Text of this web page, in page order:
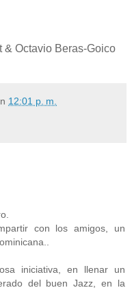
& Octavio Beras-Goico
12:01 p. m.
con los amigos, un
iniciativa, en llenar un
del buen Jazz, en la